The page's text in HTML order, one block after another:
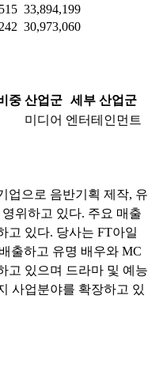
33,894,199
30,973,060
중 산업군 세부 산업군
미디어 엔터테인먼트
업으로 음반기획 제작, 유
위하고 있다. 주요 매출
고 있다. 당사는 FT아일
출하고 유명 배우와 MC
고 있으며 드라마 및 예능
사업분야를 확장하고 있